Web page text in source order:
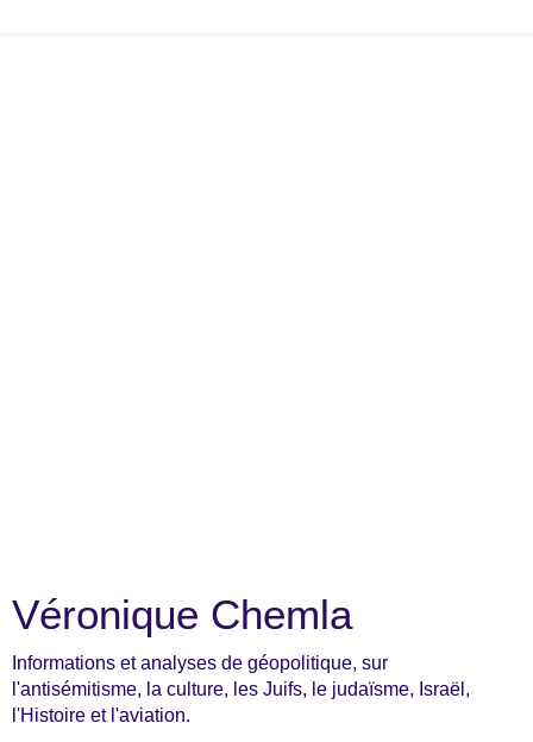
Véronique Chemla
Informations et analyses de géopolitique, sur
l'antisémitisme, la culture, les Juifs, le judaïsme, Israël,
l'Histoire et l'aviation.